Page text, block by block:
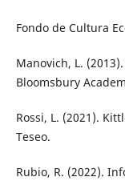
Fondo de Cultura
Manovich, L.
Bloomsbury
Rossi, L. (2021).
Teseo.
Rubio, R. (2022).